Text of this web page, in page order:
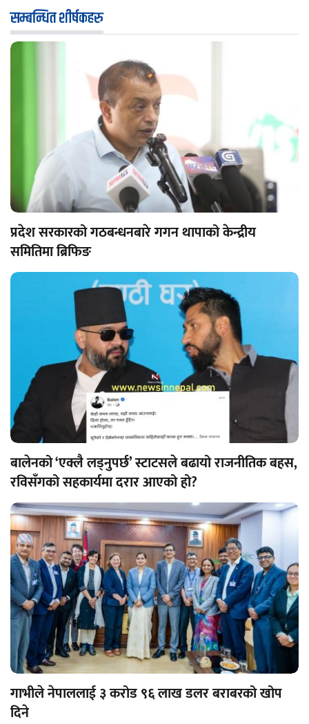
सम्बन्धित शीर्षकहरु
प्रदेश सरकारको गठबन्धनबारे गगन थापाको केन्द्रीय
समितिमा ब्रिफिङ
बालेनको ‘एक्लै लड्नुपर्छ’ स्टाटसले बढायो राजनीतिक बहस,
रविसँगको सहकार्यमा दरार आएको हो?
गाभीले नेपाललाई ३ करोड ९६ लाख डलर बराबरको खोप
दिने